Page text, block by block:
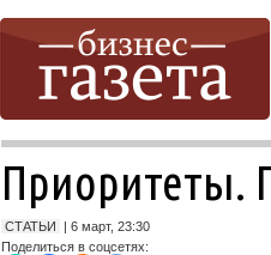
Приоритеты.
СТАТЬИ
| 6 март, 23:30
Поделиться в соцсетях: